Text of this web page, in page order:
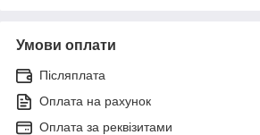
Умови оплати
Післяплата
Оплата на рахунок
Оплата за реквізитами